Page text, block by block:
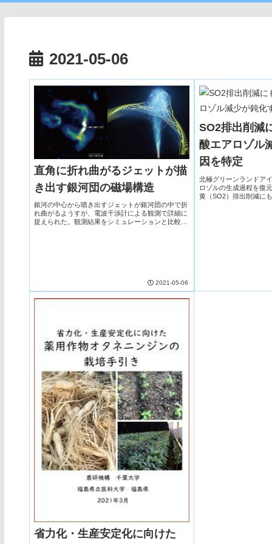
2021-05-06
直角に折れ曲がるジェットが描
き出す銀河団の磁場構造
銀河の中心から噴き出すジェットが銀河団の中で折
れ曲がるようすが、電波干渉計による観測で詳細に
捉えられた。観測結果をシミュレーションと比較す
2021-05-06
SO2排出削減
酸エアロゾル
因を特定
北極グリーンランドア
ロゾルの生成過程を復
黄（SO2）排出削減に
省力化・生産安定化に向けた